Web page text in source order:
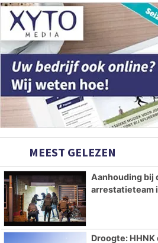
MEEST GELEZEN
Aanhouding bij
arrestatieteam
Droogte: